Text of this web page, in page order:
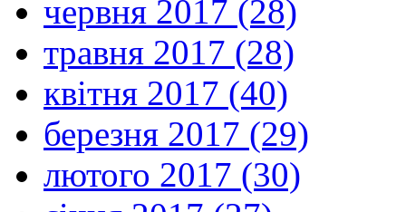
червня 2017 (28)
травня 2017 (28)
квітня 2017 (40)
березня 2017 (29)
лютого 2017 (30)